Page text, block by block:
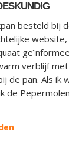
besteld bij
website,
verblijf met
de pan. Als ik
de